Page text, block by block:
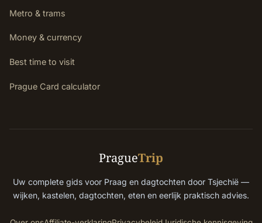
Metro & trams
Money & currency
Best time to visit
Prague Card calculator
PragueTrip
Uw complete gids voor Praag en dagtochten door Tsjechië —
wijken, kastelen, dagtochten, eten en eerlijk praktisch advies.